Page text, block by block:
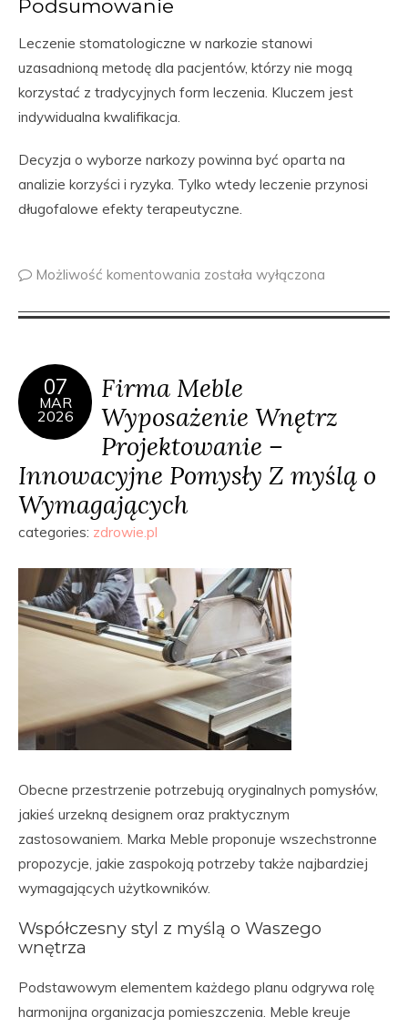
Podsumowanie
Leczenie stomatologiczne w narkozie stanowi
uzasadnioną metodę dla pacjentów, którzy nie mogą
korzystać z tradycyjnych form leczenia. Kluczem jest
indywidualna kwalifikacja.
Decyzja o wyborze narkozy powinna być oparta na
analizie korzyści i ryzyka. Tylko wtedy leczenie przynosi
długofalowe efekty terapeutyczne.
Możliwość komentowania została wyłączona
07
MAR
2026
Firma Meble
Wyposażenie Wnętrz
Projektowanie –
Innowacyjne Pomysły Z myślą o
Wymagających
categories: zdrowie.pl
Obecne przestrzenie potrzebują oryginalnych pomysłów,
jakieś urzekną designem oraz praktycznym
zastosowaniem. Marka Meble proponuje wszechstronne
propozycje, jakie zaspokoją potrzeby także najbardziej
wymagających użytkowników.
Współczesny styl z myślą o Waszego
wnętrza
Podstawowym elementem każdego planu odgrywa rolę
harmonijna organizacja pomieszczenia. Meble kreuje